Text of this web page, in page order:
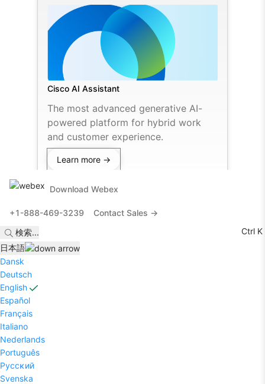
Cisco AI Assistant
The most advanced generative AI-
powered platform for hybrid work
and customer experience.
Learn more →
Download Webex
+1-888-469-3239
Contact Sales →
検索...
Ctrl K
日本語
Dansk
Deutsch
English
Español
Français
Italiano
Nederlands
Português
Pyccĸий
Svenska